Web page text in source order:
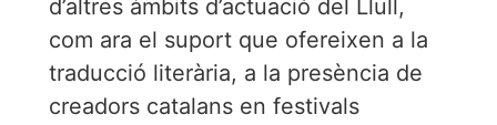
d’altres àmbits d’actuació del Llull,
com ara el suport que ofereixen a la
traducció literària, a la presència de
creadors catalans en festivals